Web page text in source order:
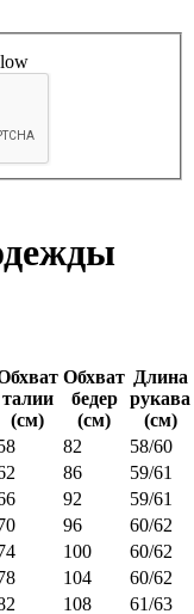
талии
(см)
Обхват
бедер
(см)
Длина
рукава
(см)
82
58/60
86
59/61
92
59/61
96
60/62
100
60/62
104
60/62
108
61/63